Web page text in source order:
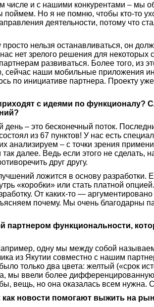
числе и с нашими конкурентами – мы
Но я не помню, чтобы кто-то
деятельности, потому что
нельзя останавливаться, он
нет зрелого решения для некоторых
развиваться. Более того, из
сейчас наши мобильные приложения
по инициативе партнера. Проекту
с идеями по функционалу?
– это бесконечный поток.
из 67 пунктов! У нас есть
анализируем – с точки зрения
далее. Ведь если этого не сделать,
друг другу.
ложится в основу
«коробки» или стать платной
От каких-то —
почему. Мы очень благодарны
функциональности,
одну мы между собой
из Якутии совместно с нашим
только два цвета: желтый («срок
мы ввели более
вещь, но она оказалась всем нужна.
как новости помогают выжить на